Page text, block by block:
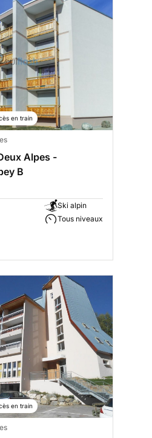
en train
Alpes -
B
Ski alpin
Tous niveaux
en train